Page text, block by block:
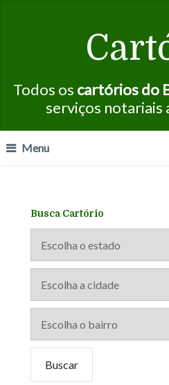
Todos os cartórios do
serviços notariais
Menu
Busca Cartório